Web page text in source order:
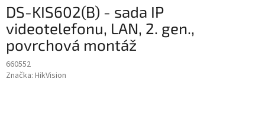
DS-KIS602(B) - sada IP
videotelefonu, LAN, 2. gen.,
povrchová montáž
660552
Značka: HikVision